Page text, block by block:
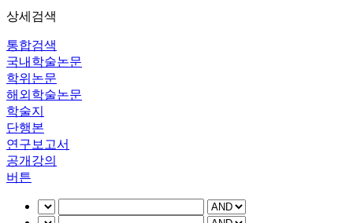
상세검색
통합검색
국내학술논문
학위논문
해외학술논문
학술지
단행본
연구보고서
공개강의
버튼